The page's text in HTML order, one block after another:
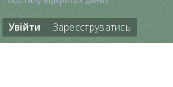
Увійти Зареєструватись